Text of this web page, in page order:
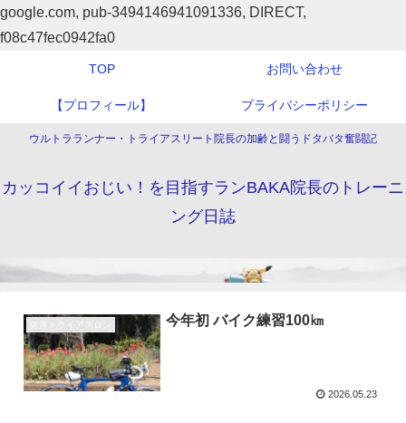
google.com, pub-3494146941091336, DIRECT,
f08c47fec0942fa0
ウルトラランナー・トライアスリート院長の加齢と闘うドタバタ奮闘記
カッコイイおじい！を目指すランBAKA院長のトレーニ
ング日誌
TOP お問い合わせ
【プロフィール】 プライバシーポリシー
佐渡トライアスロン 今年初 バイク練習100㎞
2026.05.23